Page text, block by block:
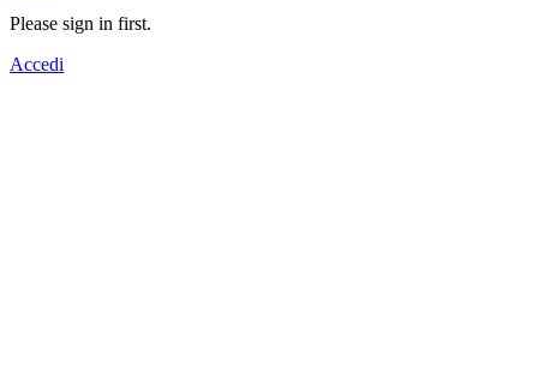
Please sign in first.
Accedi